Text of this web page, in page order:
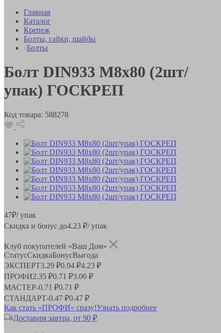
Главная
Каталог
Крепеж
Болты, гайки, шайбы
Болты
Болт DIN933 М8х80 (2шт/
упак) ГОСКРЕП
Код товара: 588278
47₽/ упак
Скидка и бонус до4.23 ₽/ упак
Клуб покупателей «Ваш Дом»
СтатусСкидкаБонусВыгода
ЭКСПЕРТ3.29 ₽0.94 ₽4.23 ₽
ПРОФИ2.35 ₽0.71 ₽3.06 ₽
МАСТЕР-0.71 ₽0.71 ₽
СТАНДАРТ-0.47 ₽0.47 ₽
Как стать «ПРОФИ» сразу!Узнать подробнее
Доставим завтра, от 90 ₽